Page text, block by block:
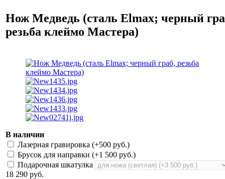
Нож Медведь (сталь Elmax; черный
резьба клеймо Мастера)
В наличии
Лазерная гравировка (+500 руб.)
Брусок для направки (+1 500 руб.)
Подарочная шкатулка
18 290 руб.